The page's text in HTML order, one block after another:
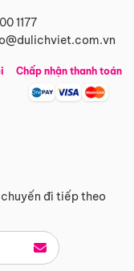
1177
đi tiếp theo
Chấp nhận thanh toán